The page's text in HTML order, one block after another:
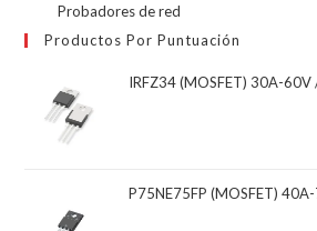
Probadores de red
Productos Por Puntuación
IRFZ34 (MOSFET) 30A-60V
P75NE75FP (MOSFET)